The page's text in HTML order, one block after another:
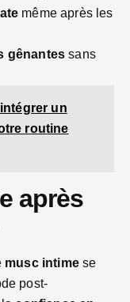
même après les
gênantes sans
un
routine
après
musc intimese
post-